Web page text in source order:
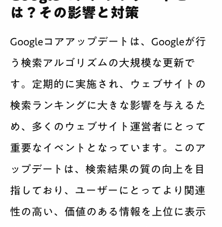
は？その影響と対策
Googleコアアップデートは、Googleが行
う検索アルゴリズムの大規模な更新で
す。定期的に実施され、ウェブサイトの
検索ランキングに大きな影響を与えるた
め、多くのウェブサイト運営者にとって
重要なイベントとなっています。このア
ップデートは、検索結果の質の向上を目
指しており、ユーザーにとってより関連
性の高い、価値のある情報を上位に表示